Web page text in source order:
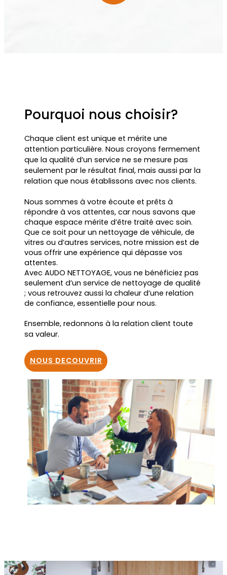
Pourquoi nous choisir?
Chaque client est unique et mérite une
attention particulière. Nous croyons fermement
que la qualité d’un service ne se mesure pas
seulement par le résultat final, mais aussi par la
relation que nous établissons avec nos clients.
Nous sommes à votre écoute et prêts à
répondre à vos attentes, car nous savons que
chaque espace mérite d’être traité avec soin.
Que ce soit pour un nettoyage de véhicule, de
vitres ou d’autres services, notre mission est de
vous offrir une expérience qui dépasse vos
attentes.
Avec AUDO NETTOYAGE, vous ne bénéficiez pas
seulement d’un service de nettoyage de qualité
; vous retrouvez aussi la chaleur d’une relation
de confiance, essentielle pour nous.
Ensemble, redonnons à la relation client toute
sa valeur.
NOUS DECOUVRIR